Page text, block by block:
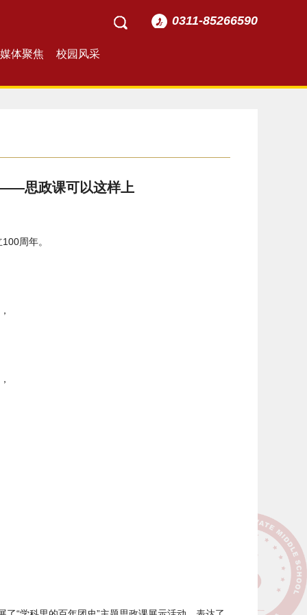
0311-85266590
媒体聚焦 校园风采
思政课可以这样上
周年。